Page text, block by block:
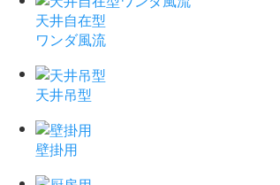
天井自在型
ワンダ風流
天井吊型
壁掛用